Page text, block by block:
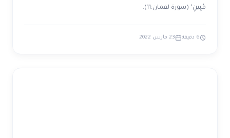
مُبِينٍ" (سورة لقمان:11).
6 دقيقة 23 مارس 2022